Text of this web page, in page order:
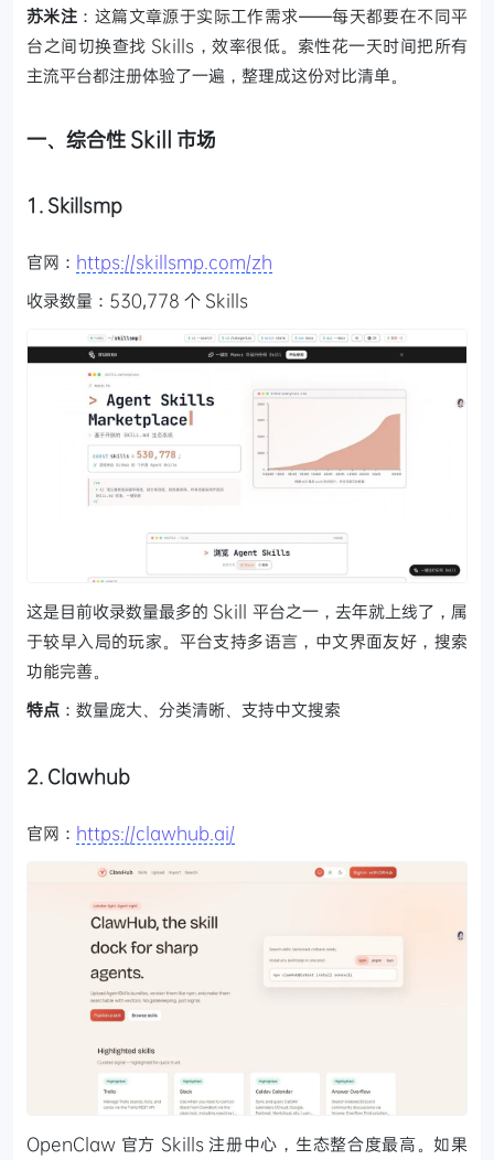
苏米注 ：这篇文章源于实际工作需求——每天都要在不同平
台之间切换查找 Skills，效率很低。索性花一天时间把所有
主流平台都注册体验了一遍，整理成这份对比清单。
一、综合性 Skill 市场
1. Skillsmp
官网： https://skillsmp.com/zh
收录数量：530,778 个 Skills
这是目前收录数量最多的 Skill 平台之一，去年就上线了，属
于较早入局的玩家。平台支持多语言，中文界面友好，搜索
功能完善。
特点 ：数量庞大、分类清晰、支持中文搜索
2. Clawhub
官网： https://clawhub.ai/
OpenClaw 官方 Skills 注册中心，生态整合度最高。如果